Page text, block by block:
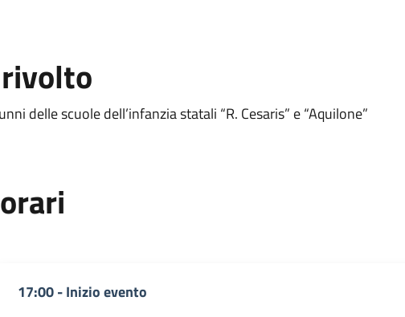
delle scuole dell’infanzia statali “R. Cesaris” e “Aquilone”
17:00 - Inizio evento